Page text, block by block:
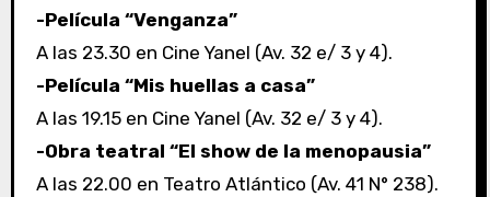
-Película “Venganza”
A las 23.30 en Cine Yanel (Av. 32 e/ 3 y 4).
-Película “Mis huellas a casa”
A las 19.15 en Cine Yanel (Av. 32 e/ 3 y 4).
-Obra teatral “El show de la menopausia”
A las 22.00 en Teatro Atlántico (Av. 41 N° 238).